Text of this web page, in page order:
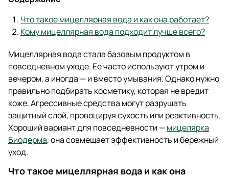
Что такое мицеллярная вода и как она работает?
Кому мицеллярная вода подходит лучше всего?
Мицеллярная вода стала базовым продуктом в
повседневном уходе. Ее часто используют утром и
вечером, а иногда — и вместо умывания. Однако нужно
правильно подбирать косметику, которая не вредит
коже. Агрессивные средства могут разрушать
защитный слой, провоцируя сухость или реактивность.
Хороший вариант для повседневности —мицелярка
Биодерма, она совмещает эффективность и бережный
уход.
Что такое мицеллярная вода и как она